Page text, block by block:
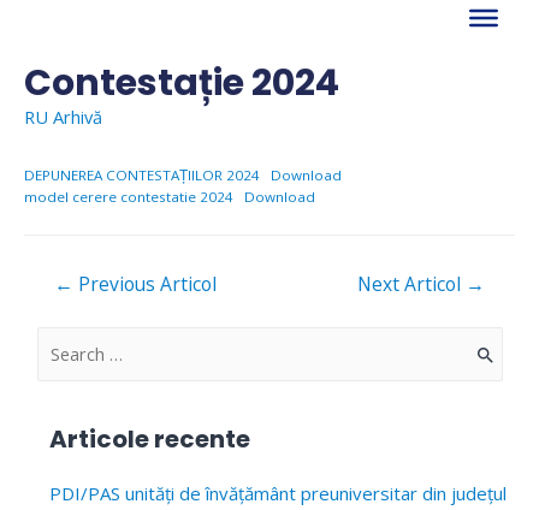
contentContestație 2024
RU Arhivă
DEPUNEREA CONTESTAȚIILOR 2024
Download
model cerere contestatie 2024
Download
Navigare
← Previous Articol Next Articol →
S
c
Articole recente
PDI/PAS unități de învățământ preuniversitar din județul